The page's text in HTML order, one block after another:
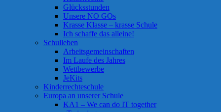
Glücksstunden
Unsere NO GOs
Krasse Klasse – krasse Schule
Ich schaffe das alleine!
Schulleben
Arbeitsgemeinschaften
Im Laufe des Jahres
Wettbewerbe
JeKits
Kinderrechteschule
Europa an unserer Schule
KA1 – We can do IT together